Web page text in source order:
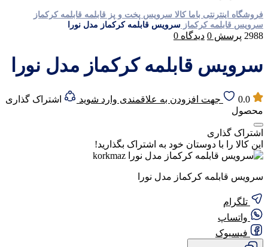
فروشگاه اینترنتی باما کالا سرویس پخت و پز قابلمه قابلمه کرکماز
سرویس قابلمه کرکماز سرویس قابلمه کرکماز مدل نورا
2988 پرسش 0 دیدگاه 0
سرویس قابلمه کرکماز مدل نورا
0.0 جهت افزودن به علاقمندی وارد شوید
اشتراک گذاری
محصول
اشتراک گذاری
این کالا را با دوستان خود به اشتراک بگذارید!
سرویس قابلمه کرکماز مدل نورا
تلگرام
واتساپ
فیسبوک